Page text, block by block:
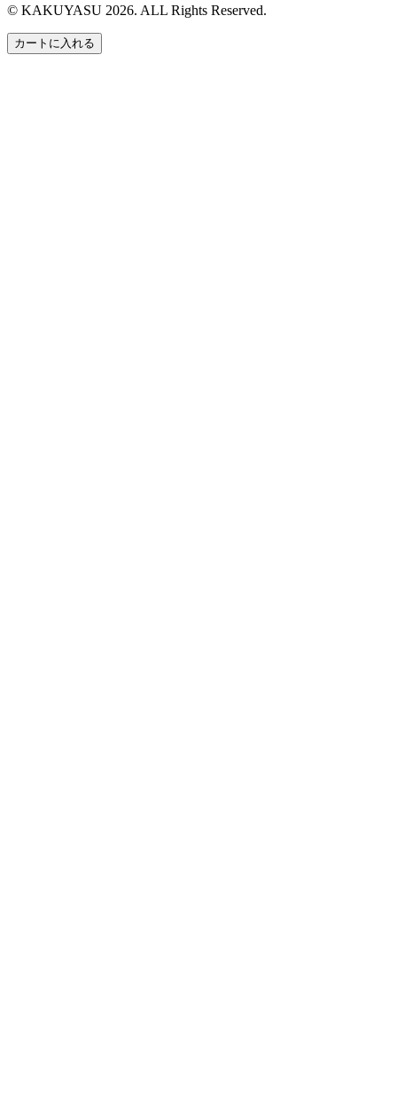
© KAKUYASU 2026. ALL Rights Reserved.
カートに入れる